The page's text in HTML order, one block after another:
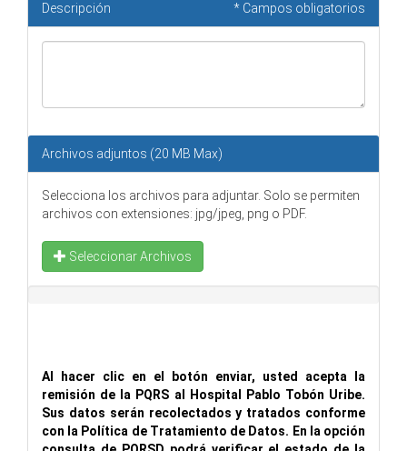
Descripción * Campos obligatorios
Archivos adjuntos (20 MB Max)
Selecciona los archivos para adjuntar. Solo se permiten
archivos con extensiones: jpg/jpeg, png o PDF.
Seleccionar Archivos
Al hacer clic en el botón enviar, usted acepta la
remisión de la PQRS al Hospital Pablo Tobón Uribe.
Sus datos serán recolectados y tratados conforme
con la Política de Tratamiento de Datos. En la opción